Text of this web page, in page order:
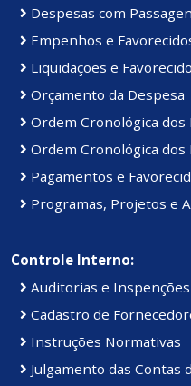
Despesas com
Empenhos e
Liquidações e
Orçamento da Despesa
Ordem Cronológica dos
Ordem Cronológica
Pagamentos e
Programas, Projetos e
Controle Interno:
Auditorias e Inspenções
Cadastro de
Instruções Normativas
Julgamento das Contas